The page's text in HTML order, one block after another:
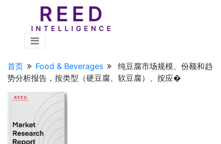
首页 Food & Beverages
纯豆腐市场规模、份额和趋
势分析报告，按类型（硬豆腐、软豆腐）、按应�